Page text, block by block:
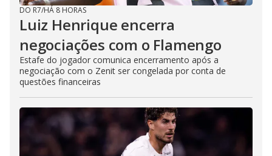
DO R7/HÁ 8 HORAS
Luiz Henrique encerra
negociações com o Flamengo
Estafe do jogador comunica encerramento após a
negociação com o Zenit ser congelada por conta de
questões financeiras